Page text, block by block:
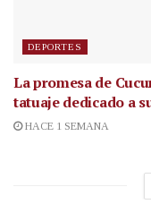
DEPORTES
La promesa de
tatuaje dedicado a
HACE 1 SEMANA